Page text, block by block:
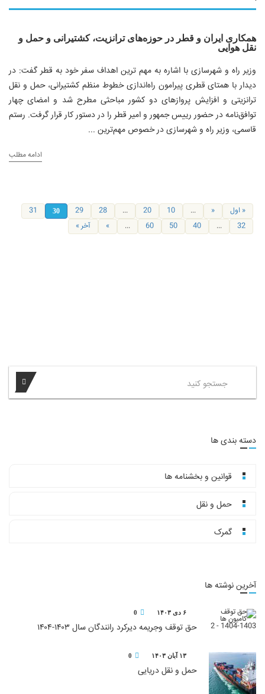
همکاری ایران و قطر در حوزه‌های ترانزیت، کشتیرانی و حمل و
نقل هوایی
وزیر راه و شهرسازی با اشاره به مهم ترین اهداف سفر خود به قطر گفت:‌ در
دیدار با همتای قطری پیرامون راه‌اندازی خطوط منظم کشتیرانی، حمل و نقل
ترانزیتی و افزایش پروازهای دو کشور مباحثی مطرح شد و امضای چهار
توافق‌نامه در حضور رییس جمهور و امیر قطر را در دستور کار قرار گرفت. رستم
قاسمی، وزیر راه و شهرسازی در خصوص مهم‌ترین ...
ادامه مطلب
« اول «
...
10
20
...
28
29
30
31
32
...
40
50
60
...
» آخر »
دسته بندی ها
قوانین و بخشنامه ها
حمل و نقل
گمرک
آخرین نوشته ها
۶ دی ۱۴۰۳ 0
حق توقف وجریمه دیرکرد رانندگان سال ۱۴۰۳-۱۴۰۴
۱۳ آبان ۱۴۰۳ 0
حمل و نقل دریایی